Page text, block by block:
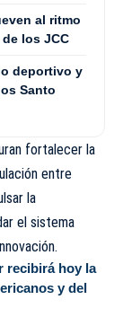
al ritmo
los JCC
deportivo y
Santo
fortalecer la
entre
la
el sistema
recibirá hoy la
y del